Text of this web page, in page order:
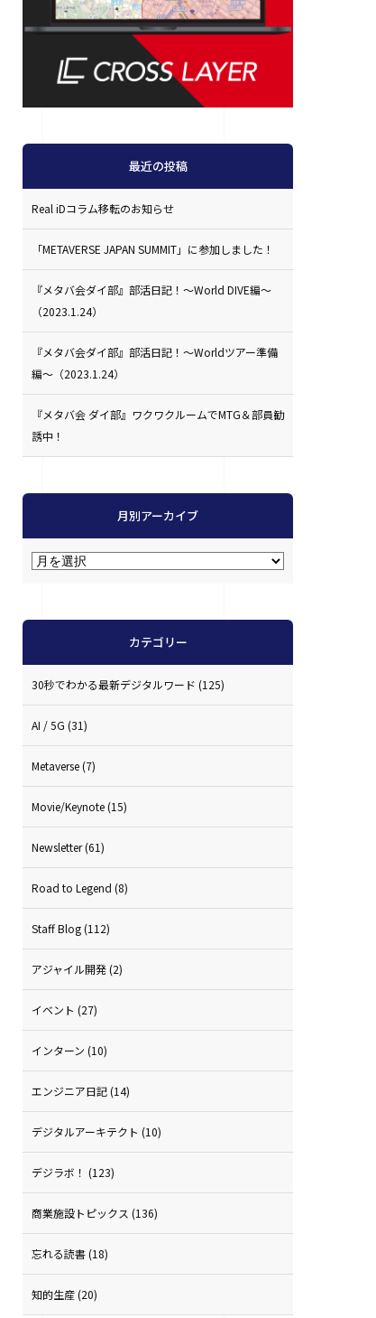
最近の投稿
Real iDコラム移転のお知らせ
「METAVERSE JAPAN SUMMIT」に参加しました！
『メタバ会ダイ部』部活日記！〜World DIVE編〜
（2023.1.24）
『メタバ会ダイ部』部活日記！〜Worldツアー準備
編〜（2023.1.24）
『メタバ会 ダイ部』ワクワクルームでMTG＆部員勧
誘中！
月別アーカイブ
カテゴリー
30秒でわかる最新デジタルワード (125)
AI / 5G (31)
Metaverse(7)
Movie/Keynote(15)
Newsletter(61)
Road to Legend (8)
Staff Blog(112)
アジャイル開発(2)
イベント (27)
インターン (10)
エンジニア日記(14)
デジタルアーキテクト (10)
デジラボ！ (123)
商業施設トピックス (136)
忘れる読書(18)
知的生産(20)